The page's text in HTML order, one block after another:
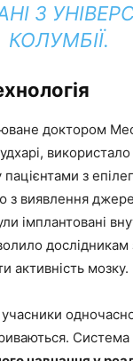
З
КОЛУМБІЇ.
доктором
використало
з
з виявлення
імплантовані
дослідникам
активність мозку.
Система